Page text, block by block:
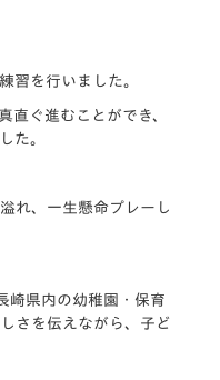
習を行いました。
直ぐ進むことができ、
た。
れ、 一生懸命プレーし
崎県内の幼稚園・ 保育
さを伝えながら、 子ど